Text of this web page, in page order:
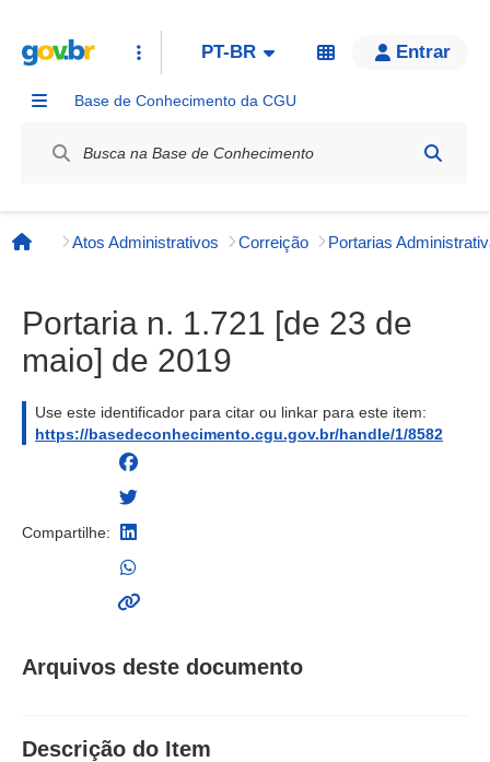
PT-BR Entrar
Base de Conhecimento da CGU
Página inicial
Atos Administrativos Correição
Portaria n. 1.721 [de 23 de
maio] de 2019
Use este identificador para citar ou linkar para este item:
https://basedeconhecimento.cgu.gov.br/handle/1/8582
Compartilhe:
Arquivos deste documento
Descrição do Item